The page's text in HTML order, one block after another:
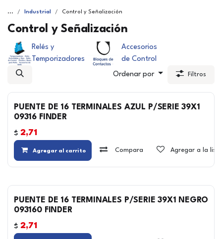
... Industrial Control y Señalización
Control y Señalización
Relés y
Temporizadores
Accesorios
de Control
Ordenar por Filtros
PUENTE DE 16 TERMINALES AZUL P/SERIE 39X1
09316 FINDER
$ 2,71
Agregar al carrito Compara Agregar a la
PUENTE DE 16 TERMINALES P/SERIE 39X1 NEGRO
093160 FINDER
$ 2,71